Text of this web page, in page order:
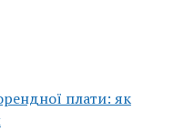
плати: як